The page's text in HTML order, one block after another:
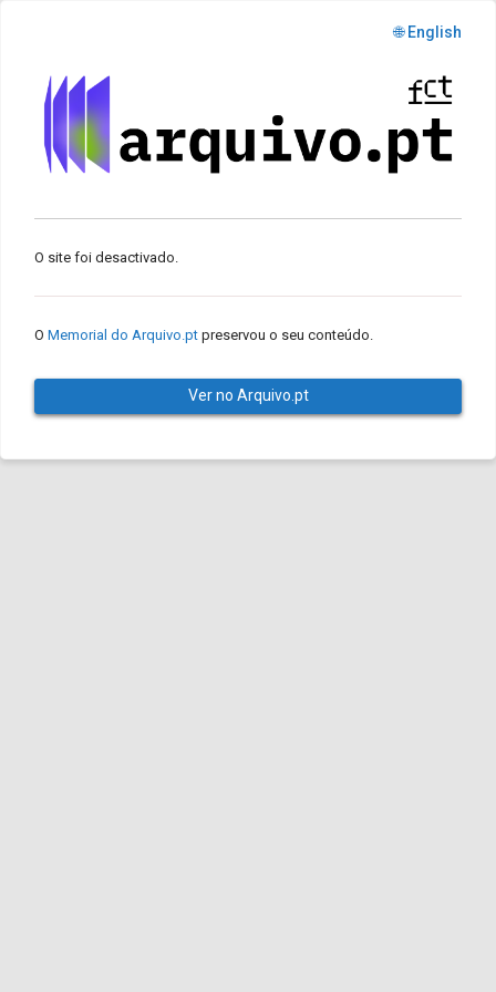
🌐 English
O site foi desactivado.
O Memorial do Arquivo.pt preservou o seu conteúdo.
Ver no Arquivo.pt